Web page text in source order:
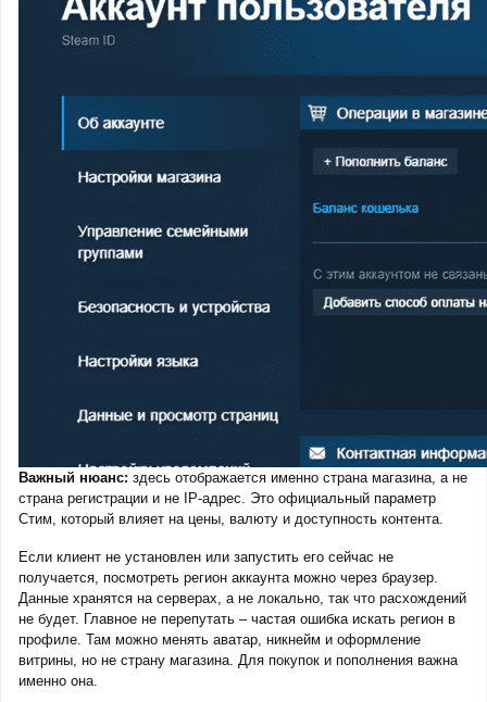
Важный нюанс: здесь отображается именно страна магазина, а не
страна регистрации и не IP-адрес. Это официальный параметр
Стим, который влияет на цены, валюту и доступность контента.
Если клиент не установлен или запустить его сейчас не
получается, посмотреть регион аккаунта можно через браузер.
Данные хранятся на серверах, а не локально, так что расхождений
не будет. Главное не перепутать – частая ошибка искать регион в
профиле. Там можно менять аватар, никнейм и оформление
витрины, но не страну магазина. Для покупок и пополнения важна
именно она.